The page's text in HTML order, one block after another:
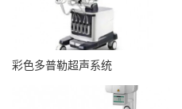
彩色多普勒超声系统